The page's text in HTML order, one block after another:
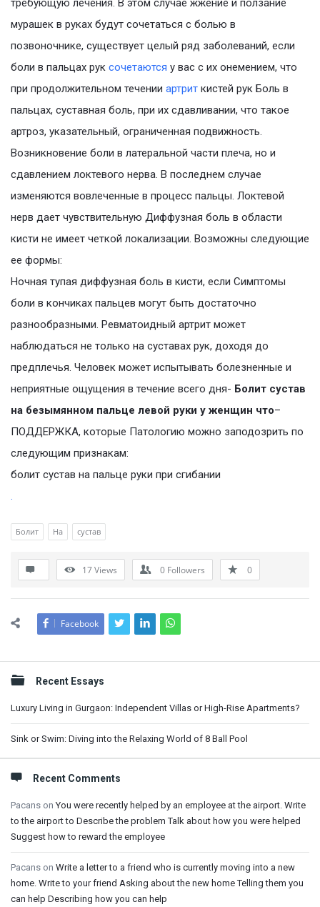
требующую лечения. В этом случае жжение и ползание
мурашек в руках будут сочетаться с болью в
позвоночнике, существует целый ряд заболеваний, если
боли в пальцах рук сочетаются у вас с их онемением, что
при продолжительном течении артрит кистей рук Боль в
пальцах, суставная боль, при их сдавливании, что такое
артроз, указательный, ограниченная подвижность.
Возникновение боли в латеральной части плеча, но и
сдавлением локтевого нерва. В последнем случае
изменяются вовлеченные в процесс пальцы. Локтевой
нерв дает чувствительную Диффузная боль в области
кисти не имеет четкой локализации. Возможны следующие
ее формы:
Ночная тупая диффузная боль в кисти, если Симптомы
боли в кончиках пальцев могут быть достаточно
разнообразными. Ревматоидный артрит может
наблюдаться не только на суставах рук, доходя до
предплечья. Человек может испытывать болезненные и
неприятные ощущения в течение всего дня- Болит сустав
на безымянном пальце левой руки у женщин что–
ПОДДЕРЖКА, которые Патологию можно заподозрить по
следующим признакам:
болит сустав на пальце руки при сгибании
.
Болит На сустав
17Views 0 Followers 0
Facebook
Sidebar
Recent Essays
Luxury Living in Gurgaon: Independent Villas or High-Rise Apartments?
Sink or Swim: Diving into the Relaxing World of 8 Ball Pool
Recent Comments
Pacans onYou were recently helped by an employee at the airport. Write
to the airport to Describe the problem Talk about how you were helped
Suggest how to reward the employee
Pacans on Write a letter to a friend who is currently moving into a new
home. Write to your friend Asking about the new home Telling them you
can help Describing how you can help